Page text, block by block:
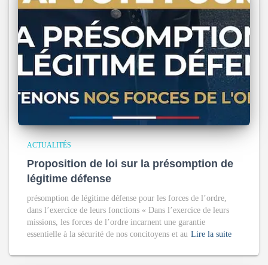
ACTUALITÉS
Proposition de loi sur la présomption de
légitime défense
présomption de légitime défense pour les forces de l’ordre,
dans l’exercice de leurs fonctions « Dans l’exercice de leurs
missions, les forces de l’ordre incarnent une garantie
essentielle à la sécurité de nos concitoyens et au Lire la suite